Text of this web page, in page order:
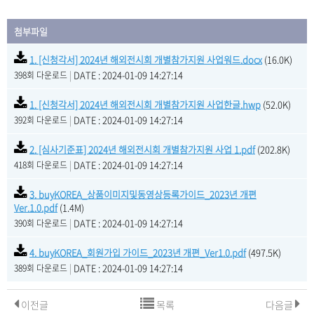
첨부파일
1. [신청각서] 2024년 해외전시회 개별참가지원 사업워드.docx (16.0K)
398회 다운로드 | DATE : 2024-01-09 14:27:14
1. [신청각서] 2024년 해외전시회 개별참가지원 사업한글.hwp (52.0K)
392회 다운로드 | DATE : 2024-01-09 14:27:14
2. [심사기준표] 2024년 해외전시회 개별참가지원 사업 1.pdf(202.8K)
418회 다운로드 | DATE : 2024-01-09 14:27:14
3. buyKOREA_상품이미지및동영상등록가이드_2023년 개편
Ver.1.0.pdf(1.4M)
390회 다운로드 | DATE : 2024-01-09 14:27:14
4. buyKOREA_회원가입 가이드_2023년 개편_Ver1.0.pdf(497.5K)
389회 다운로드 | DATE : 2024-01-09 14:27:14
이전글 다음글
목록